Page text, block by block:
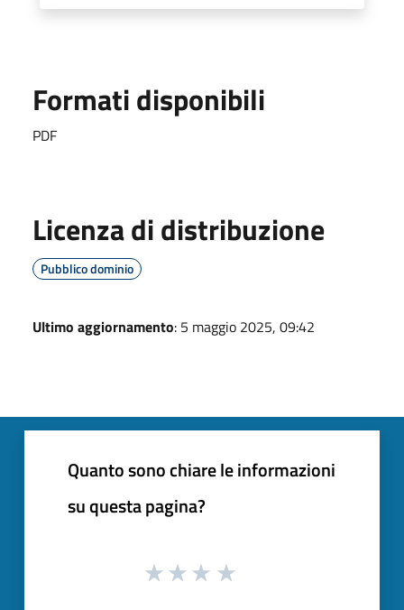
Formati disponibili
PDF
Licenza di distribuzione
Pubblico dominio
Ultimo aggiornamento: 5 maggio 2025, 09:42
Quanto sono chiare le informazioni
su questa pagina?